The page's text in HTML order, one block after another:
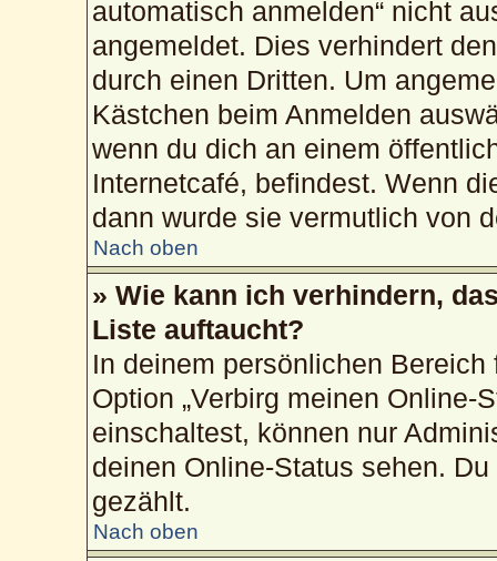
automatisch anmelden“ nicht
angemeldet. Dies verhindert
durch einen Dritten. Um
Kästchen beim Anmelden
wenn du dich an einem
Internetcafé, befindest. Wenn
dann wurde sie vermutlich von
Nach oben
» Wie kann ich verhindern,
Liste auftaucht?
In deinem persönlichen
Option „Verbirg meinen Online-
einschaltest, können nur
deinen Online-Status sehen.
gezählt.
Nach oben